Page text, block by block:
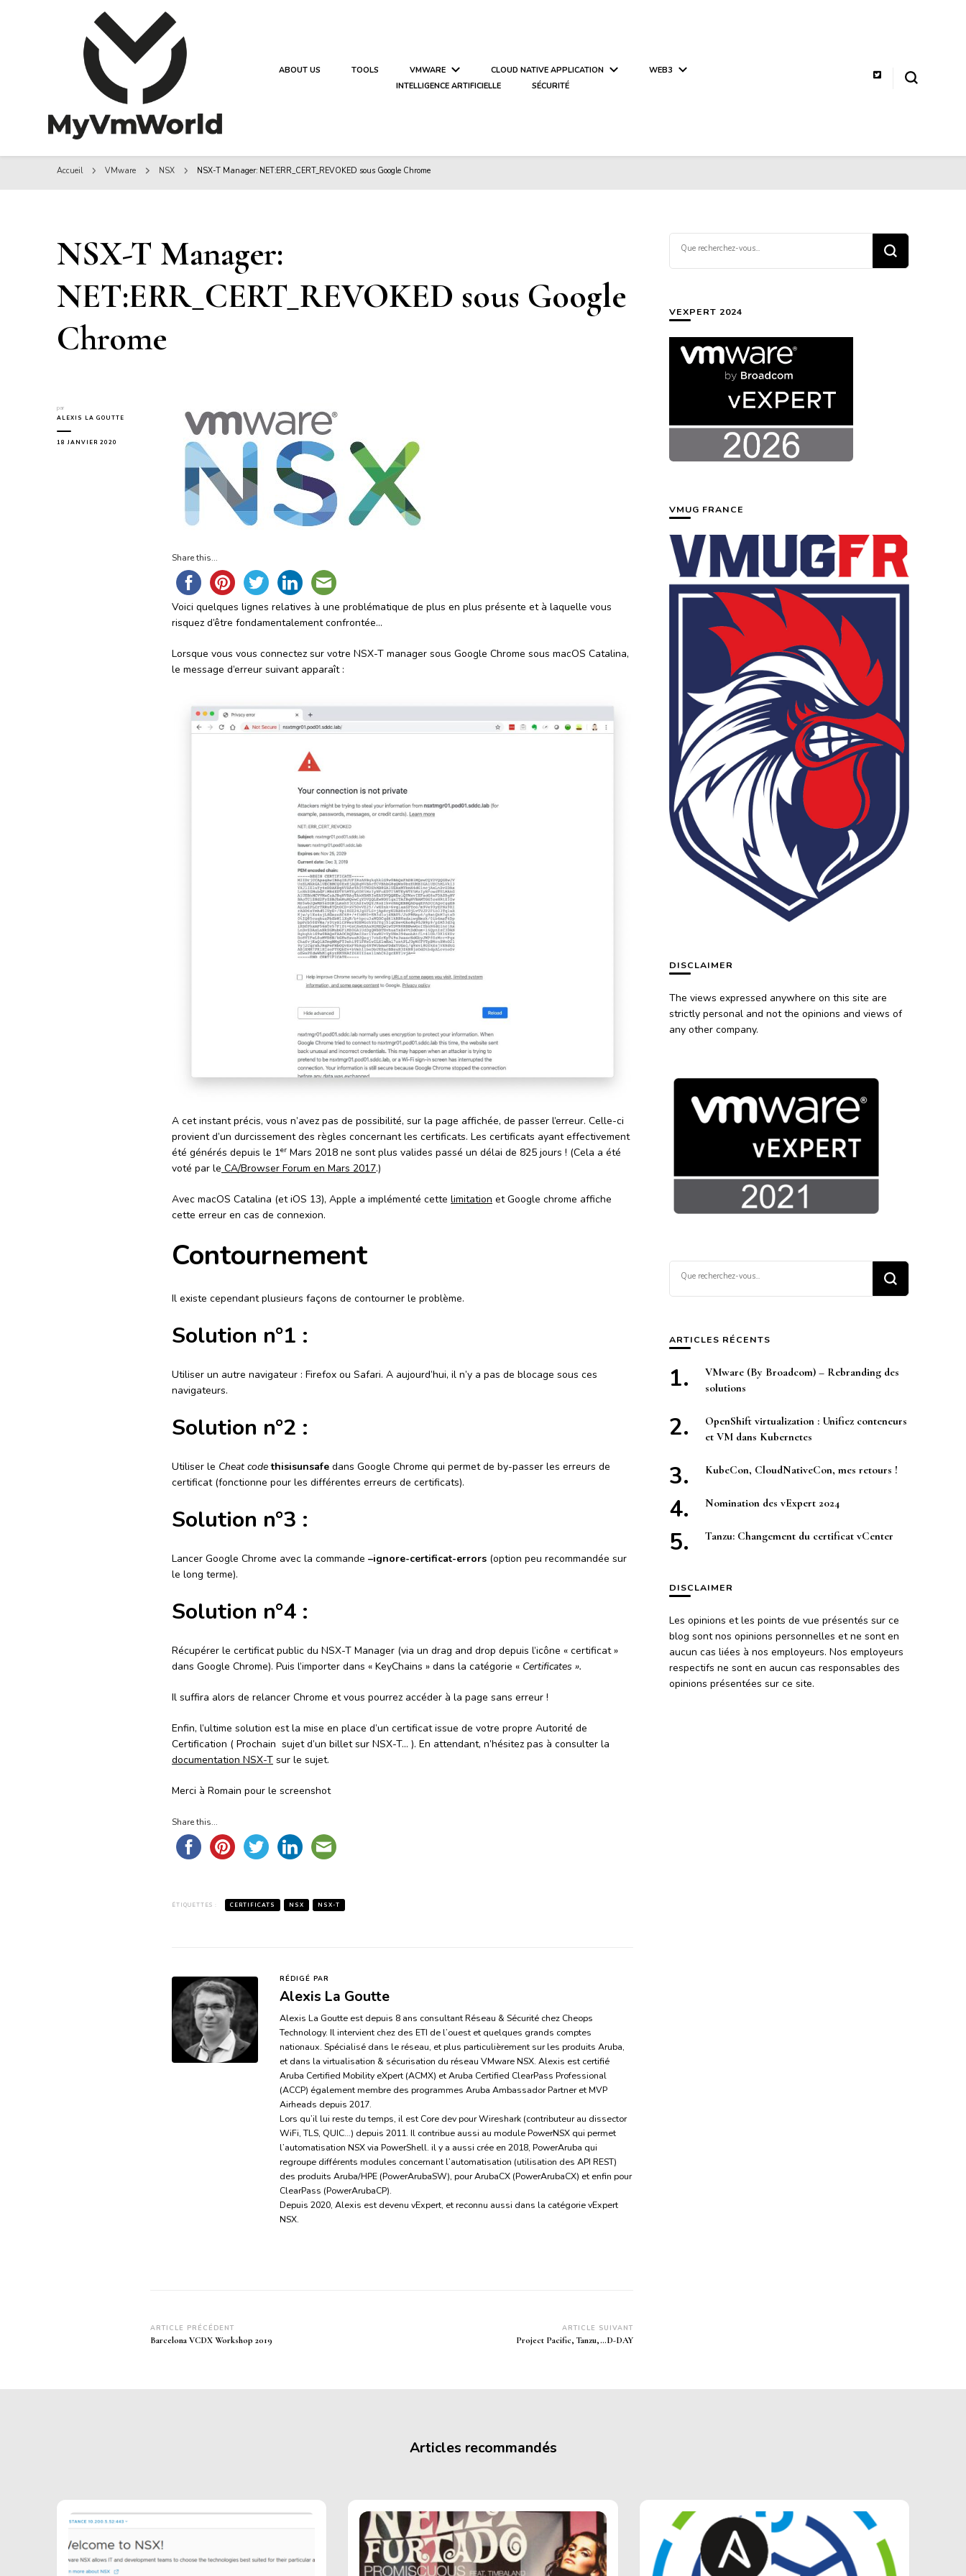
MyVMworld
MyVMworld
ABOUT US TOOLS VMWARE CLOUD NATIVE APPLICATION
WEB3
INTELLIGENCE ARTIFICIELLE
SÉCURITÉ
Accueil VMware NSX NSX-T Manager: NET:ERR_CERT_REVOKED sous Google Chrome
NSX-T Manager:
NET:ERR_CERT_REVOKED sous Google
Chrome
par
ALEXIS LA GOUTTE
18 JANVIER 2020
Share this...
Voici quelques lignes relatives à une problématique de plus en plus présente et à laquelle vous
risquez d’être fondamentalement confrontée…
Lorsque vous vous connectez sur votre NSX-T manager sous Google Chrome sous macOS Catalina,
le message d’erreur suivant apparaît :
A cet instant précis, vous n’avez pas de possibilité, sur la page affichée, de passer l’erreur. Celle-ci
provient d’un durcissement des règles concernant les certificats. Les certificats ayant effectivement
été générés depuis le 1er Mars 2018 ne sont plus valides passé un délai de 825 jours ! (Cela a été
voté par le CA/Browser Forum en Mars 2017.)
Avec macOS Catalina (et iOS 13), Apple a implémenté cette limitation et Google chrome affiche
cette erreur en cas de connexion.
Contournement
Il existe cependant plusieurs façons de contourner le problème.
Solution n°1 :
Utiliser un autre navigateur : Firefox ou Safari. A aujourd’hui, il n’y a pas de blocage sous ces
navigateurs.
Solution n°2 :
Utiliser le Cheat codethisisunsafe dans Google Chrome qui permet de by-passer les erreurs de
certificat (fonctionne pour les différentes erreurs de certificats).
Solution n°3 :
Lancer Google Chrome avec la commande –ignore-certificat-errors (option peu recommandée sur
le long terme).
Solution n°4 :
Récupérer le certificat public du NSX-T Manager (via un drag and drop depuis l’icône « certificat »
dans Google Chrome). Puis l’importer dans « KeyChains » dans la catégorie « Certificates ».
Il suffira alors de relancer Chrome et vous pourrez accéder à la page sans erreur !
Enfin, l’ultime solution est la mise en place d’un certificat issue de votre propre Autorité de
Certification ( Prochain sujet d’un billet sur NSX-T… ). En attendant, n’hésitez pas à consulter la
documentation NSX-T sur le sujet.
Merci à Romain pour le screenshot
Share this...
ÉTIQUETTES : CERTIFICATS NSX NSX-T
RÉDIGÉ PAR
Alexis La Goutte
Alexis La Goutte est depuis 8 ans consultant Réseau & Sécurité chez Cheops
Technology. Il intervient chez des ETI de l’ouest et quelques grands comptes
nationaux. Spécialisé dans le réseau, et plus particulièrement sur les produits Aruba,
et dans la virtualisation & sécurisation du réseau VMware NSX. Alexis est certifié
Aruba Certified Mobility eXpert (ACMX) et Aruba Certified ClearPass Professional
(ACCP) également membre des programmes Aruba Ambassador Partner et MVP
Airheads depuis 2017.
Lors qu’il lui reste du temps, il est Core dev pour Wireshark (contributeur au dissector
WiFi, TLS, QUIC…) depuis 2011. Il contribue aussi au module PowerNSX qui permet
l’automatisation NSX via PowerShell. il y a aussi crée en 2018, PowerAruba qui
regroupe différents modules concernant l’automatisation (utilisation des API REST)
des produits Aruba/HPE (PowerArubaSW), pour ArubaCX (PowerArubaCX) et enfin pour
ClearPass (PowerArubaCP).
Depuis 2020, Alexis est devenu vExpert, et reconnu aussi dans la catégorie vExpert
NSX.
Navigation
d’article
ARTICLE PRÉCÉDENT
Barcelona VCDX Workshop 2019
ARTICLE SUIVANT
Project Pacific, Tanzu,…D-DAY
recherchiez
quelque
VEXPERT 2024
VMUG FRANCE
DISCLAIMER
The views expressed anywhere on this site are
strictly personal and not the opinions and views of
any other company.
recherchiez
quelque
ARTICLES RÉCENTS
VMware (By Broadcom) – Rebranding des
solutions
OpenShift virtualization : Unifiez conteneurs
et VM dans Kubernetes
KubeCon, CloudNativeCon, mes retours !
Nomination des vExpert 2024
Tanzu: Changement du certificat vCenter
DISCLAIMER
Les opinions et les points de vue présentés sur ce
blog sont nos opinions personnelles et ne sont en
aucun cas liées à nos employeurs. Nos employeurs
respectifs ne sont en aucun cas responsables des
opinions présentées sur ce site.
Articles recommandés